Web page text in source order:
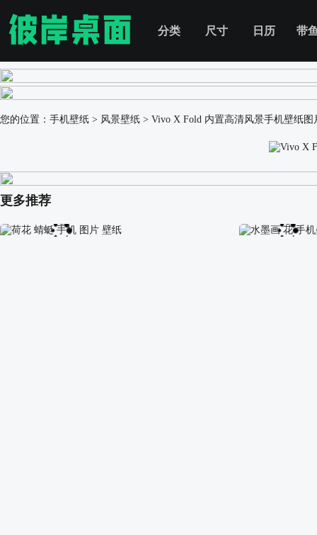
分类 尺寸 日历 带
您的位置： 手机壁纸 > 风景壁纸 > Vivo X Fold 内置高清风景手机壁纸图
更多推荐